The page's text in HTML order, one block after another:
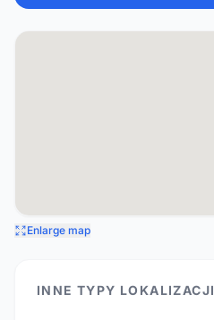
Enlarge map
INNE TYPY LOKALIZACJI